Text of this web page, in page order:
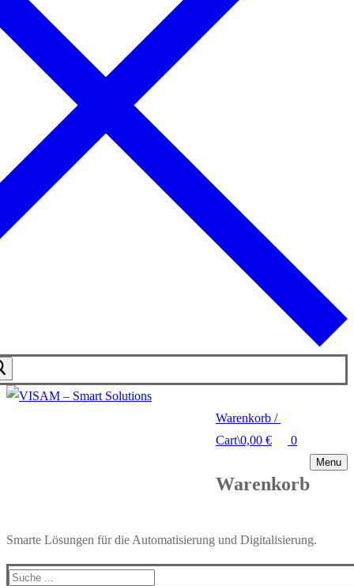
Warenkorb /
Cart\0,00 € 0
Warenkorb
Menu
Smarte Lösungen für die Automatisierung und Digitalisierung.
Search